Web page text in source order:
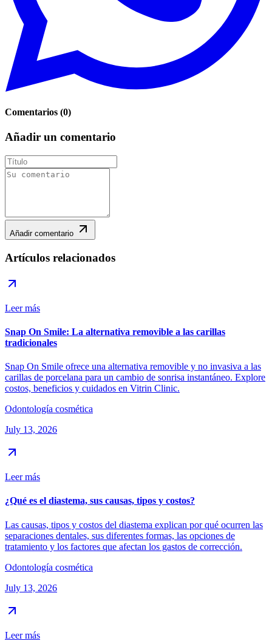
Comentarios (0)
Añadir un comentario
Añadir comentario
Artículos relacionados
Leer más
Snap On Smile: La alternativa removible a las carillas
tradicionales
Snap On Smile ofrece una alternativa removible y no invasiva a las
carillas de porcelana para un cambio de sonrisa instantáneo. Explore
costos, beneficios y cuidados en Vitrin Clinic.
Odontología cosmética
July 13, 2026
Leer más
¿Qué es el diastema, sus causas, tipos y costos?
Las causas, tipos y costos del diastema explican por qué ocurren las
separaciones dentales, sus diferentes formas, las opciones de
tratamiento y los factores que afectan los gastos de corrección.
Odontología cosmética
July 13, 2026
Leer más